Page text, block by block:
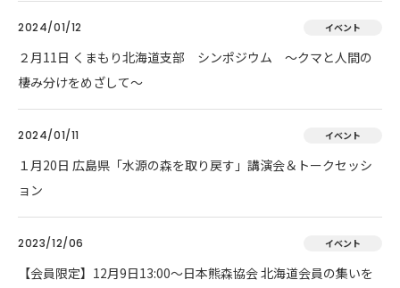
2024/01/12 イベント
２月11日 くまもり北海道支部 シンポジウム ～クマと人間の
棲み分けをめざして～
2024/01/11 イベント
１月20日 広島県「水源の森を取り戻す」講演会＆トークセッシ
ョン
2023/12/06 イベント
【会員限定】12月9日13:00～日本熊森協会 北海道会員の集いを